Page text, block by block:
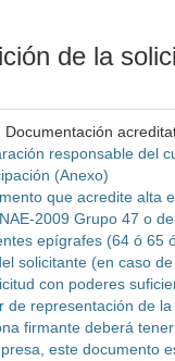
de la
Documentación
responsable del
(Anexo)
que acredite alta
2009 Grupo 47 o
epígrafes (64 ó 65
solicitante (en caso
con poderes
de representación de
firmante deberá
este documento